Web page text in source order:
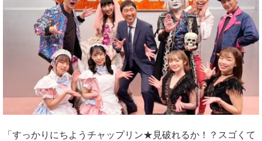
「すっかりにちようチャップリン★見破れるか！？スゴくて